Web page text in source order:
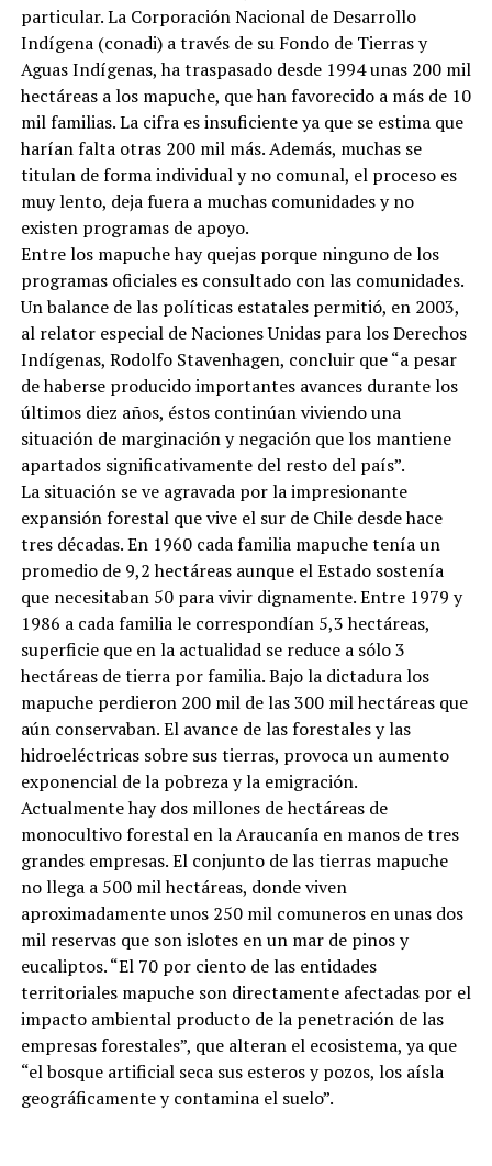
particular. La Corporación Nacional de Desarrollo
Indígena (conadi) a través de su Fondo de Tierras y
Aguas Indígenas, ha traspasado desde 1994 unas 200 mil
hectáreas a los mapuche, que han favorecido a más de 10
mil familias. La cifra es insuficiente ya que se estima que
harían falta otras 200 mil más. Además, muchas se
titulan de forma individual y no comunal, el proceso es
muy lento, deja fuera a muchas comunidades y no
existen programas de apoyo.
Entre los mapuche hay quejas porque ninguno de los
programas oficiales es consultado con las comunidades.
Un balance de las políticas estatales permitió, en 2003,
al relator especial de Naciones Unidas para los Derechos
Indígenas, Rodolfo Stavenhagen, concluir que “a pesar
de haberse producido importantes avances durante los
últimos diez años, éstos continúan viviendo una
situación de marginación y negación que los mantiene
apartados significativamente del resto del país”.
La situación se ve agravada por la impresionante
expansión forestal que vive el sur de Chile desde hace
tres décadas. En 1960 cada familia mapuche tenía un
promedio de 9,2 hectáreas aunque el Estado sostenía
que necesitaban 50 para vivir dignamente. Entre 1979 y
1986 a cada familia le correspondían 5,3 hectáreas,
superficie que en la actualidad se reduce a sólo 3
hectáreas de tierra por familia. Bajo la dictadura los
mapuche perdieron 200 mil de las 300 mil hectáreas que
aún conservaban. El avance de las forestales y las
hidroeléctricas sobre sus tierras, provoca un aumento
exponencial de la pobreza y la emigración.
Actualmente hay dos millones de hectáreas de
monocultivo forestal en la Araucanía en manos de tres
grandes empresas. El conjunto de las tierras mapuche
no llega a 500 mil hectáreas, donde viven
aproximadamente unos 250 mil comuneros en unas dos
mil reservas que son islotes en un mar de pinos y
eucaliptos. “El 70 por ciento de las entidades
territoriales mapuche son directamente afectadas por el
impacto ambiental producto de la penetración de las
empresas forestales”, que alteran el ecosistema, ya que
“el bosque artificial seca sus esteros y pozos, los aísla
geográficamente y contamina el suelo”.